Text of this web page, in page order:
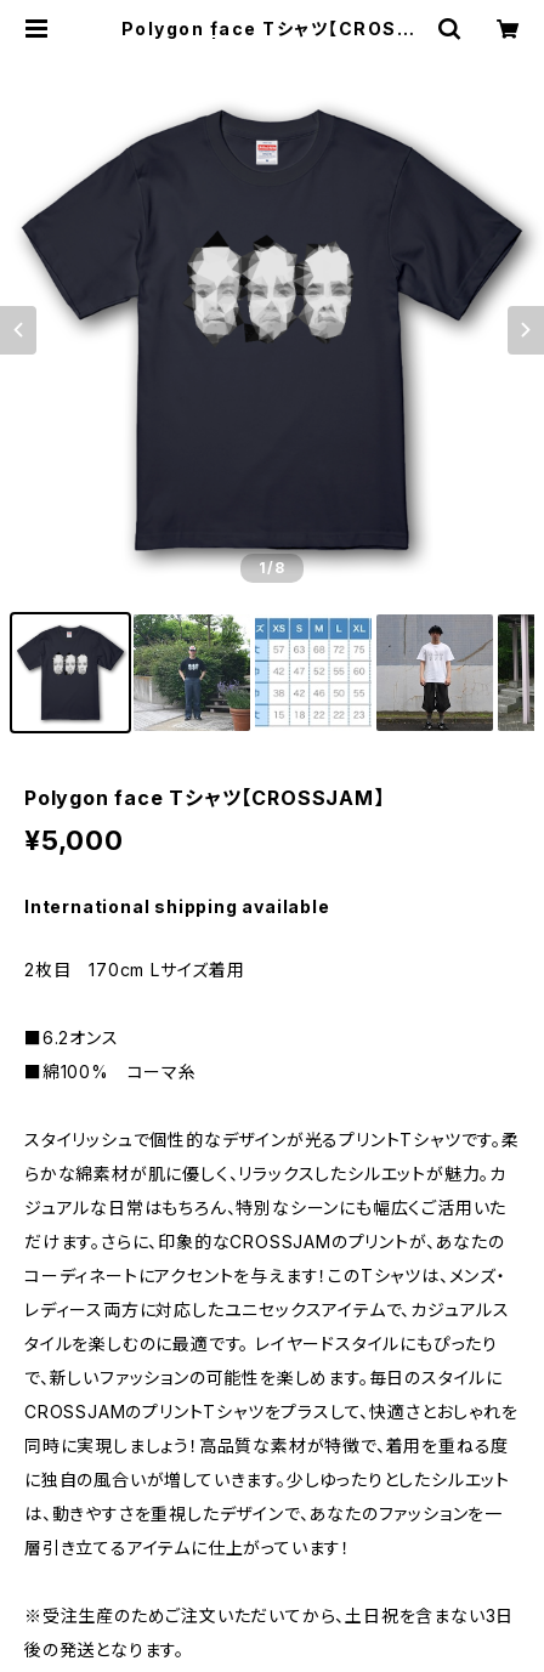
Polygon face Tシャツ【CROSSJ
1/8
Polygon face Tシャツ【CROSSJAM】
¥5,000
International shipping available
2枚目 170cm Lサイズ着用
■6.2オンス
■綿100% コーマ糸
スタイリッシュで個性的なデザインが光るプリントTシャツです。柔
らかな綿素材が肌に優しく、リラックスしたシルエットが魅力。カ
ジュアルな日常はもちろん、特別なシーンにも幅広くご活用いた
だけます。さらに、印象的なCROSSJAMのプリントが、あなたの
コーディネートにアクセントを与えます！このTシャツは、メンズ・
レディース両方に対応したユニセックスアイテムで、カジュアルス
タイルを楽しむのに最適です。 レイヤードスタイルにもぴったり
で、新しいファッションの可能性を楽しめます。毎日のスタイルに
CROSSJAMのプリントTシャツをプラスして、快適さとおしゃれを
同時に実現しましょう！高品質な素材が特徴で、着用を重ねる度
に独自の風合いが増していきます。少しゆったりとしたシルエット
は、動きやすさを重視したデザインで、あなたのファッションを一
層引き立てるアイテムに仕上がっています！
※受注生産のためご注文いただいてから、土日祝を含まない3日
後の発送となります。